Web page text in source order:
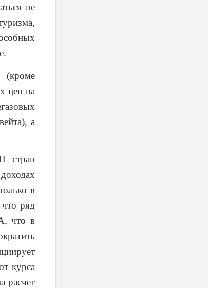
не
(кроме
цен на
а
стран
в
ряд
что в
курса
расчет